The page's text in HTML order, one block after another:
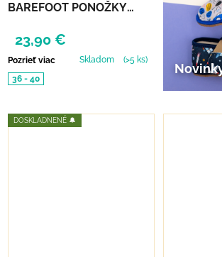
BAREFOOT PONOŽKY
23,90 €
Pozrieť viac Skladom
(>5 ks)
36 - 40
DOSKLADNENÉ 🔔